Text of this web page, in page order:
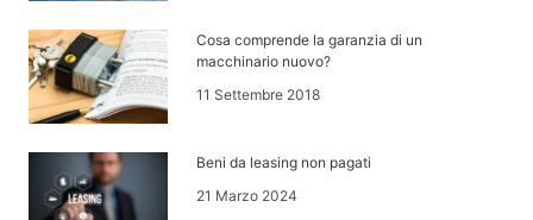
Cosa comprende la garanzia di un
macchinario nuovo?
11 Settembre 2018
Beni da leasing non pagati
21 Marzo 2024